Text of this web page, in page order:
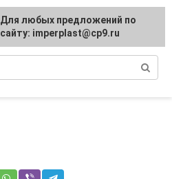
Для любых предложений по
сайту: imperplast@cp9.ru